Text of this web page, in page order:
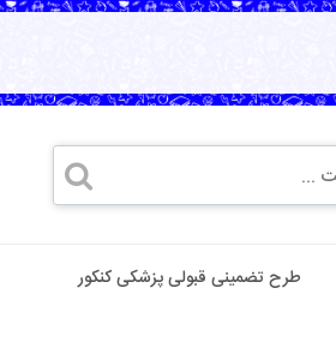
طرح تضمینی قبولی پزشکی کنکور